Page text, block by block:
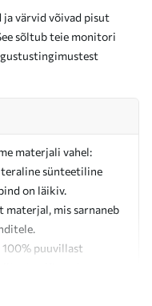
ja värvid võivad pisut
sõltub teie monitori
materjali vahel:
teraline sünteetiline
on läikiv.
materjal, mis sarnaneb
100% puuvillast